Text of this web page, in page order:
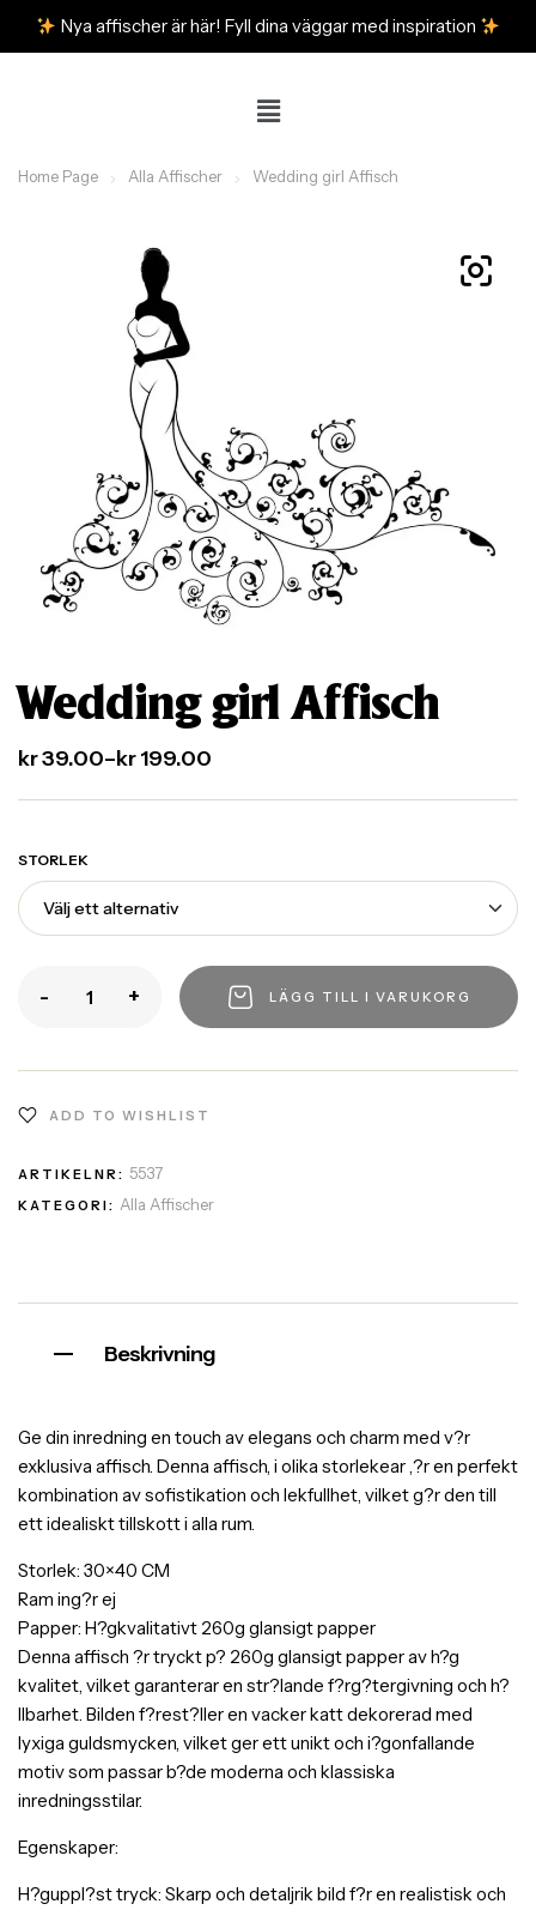
Nya affischer är här! Fyll dina väggar med inspiration
Home Page Alla Affischer Wedding girl Affisch
Wedding girl Affisch
kr39.00–kr199.00
STORLEK
- + LÄGG TILL I VARUKORG
ADD TO WISHLIST
ARTIKELNR: 5537
KATEGORI: Alla Affischer
Beskrivning
Ge din inredning en touch av elegans och charm med v?r
exklusiva affisch. Denna affisch, i olika storlekear ,?r en perfekt
kombination av sofistikation och lekfullhet, vilket g?r den till
ett idealiskt tillskott i alla rum.
Storlek: 30×40 CM
Ram ing?r ej
Papper: H?gkvalitativt 260g glansigt papper
Denna affisch ?r tryckt p? 260g glansigt papper av h?g
kvalitet, vilket garanterar en str?lande f?rg?tergivning och h?
llbarhet. Bilden f?rest?ller en vacker katt dekorerad med
lyxiga guldsmycken, vilket ger ett unikt och i?gonfallande
motiv som passar b?de moderna och klassiska
inredningsstilar.
Egenskaper:
H?guppl?st tryck: Skarp och detaljrik bild f?r en realistisk och